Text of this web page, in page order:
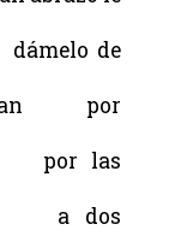
de
por
por las
a dos